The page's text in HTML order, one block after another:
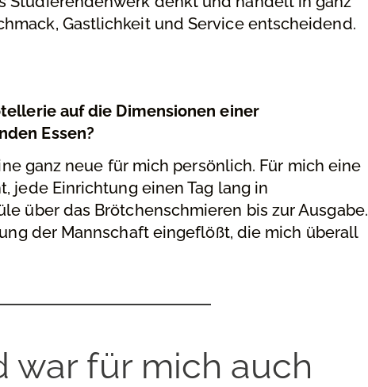
Gastlichkeit und Service entscheidend.
auf die Dimensionen einer
Essen?
ganz neue für mich persönlich. Für mich eine
jede Einrichtung einen Tag lang in
über das Brötchenschmieren bis zur Ausgabe.
der Mannschaft eingeflößt, die mich überall
war für mich auch